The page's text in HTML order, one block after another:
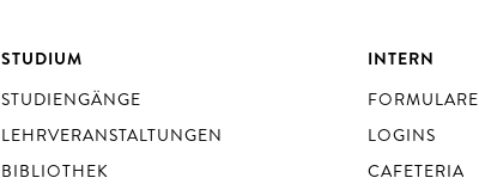
STUDIUM
STUDIENGÄNGE
LEHRVERANSTALTUNGEN
BIBLIOTHEK
INTERN
FORMULARE
LOGINS
CAFETERIA